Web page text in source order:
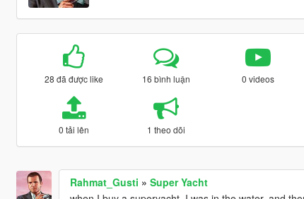
28 đã được like 16 bình luận 0 videos
0 tải lên 1 theo dõi
Rahmat_Gusti » Super Yacht